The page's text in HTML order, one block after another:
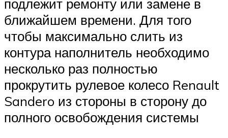
подлежит ремонту или замене в
ближайшем времени. Для того
чтобы максимально слить из
контура наполнитель необходимо
несколько раз полностью
прокрутить рулевое колесо Renault
Sandero из стороны в сторону до
полного освобождения системы